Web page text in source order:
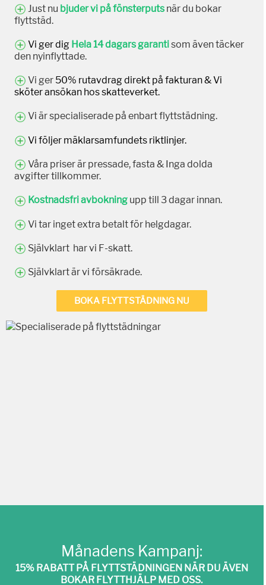
Just nu bjuder vi på fönsterputs när du bokar
flyttstäd.
Vi ger dig Hela 14 dagars garantisom även täcker
den nyinflyttade.
Vi ger 50% rutavdrag direkt på fakturan & Vi
sköter ansökan hos skatteverket.
Vi är specialiserade på enbart flyttstädning.
Vi följer mäklarsamfundets riktlinjer.
Våra priser är pressade, fasta & Inga dolda
avgifter tillkommer.
Kostnadsfri avbokning upp till 3 dagar innan.
Vi tar inget extra betalt för helgdagar.
Självklart har vi F-skatt.
Självklart är vi försäkrade.
BOKA FLYTTSTÄDNING NU
Månadens Kampanj:
15% RABATT PÅ FLYTTSTÄDNINGEN NÄR DU ÄVEN
BOKAR FLYTTHJÄLP MED OSS.